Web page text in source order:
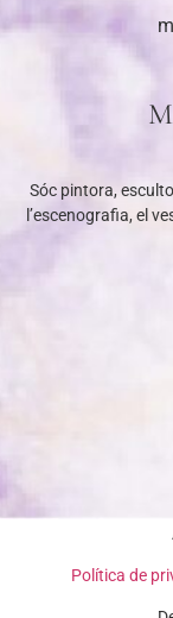
Sóc pintora,
l’escenografia, el
Política de